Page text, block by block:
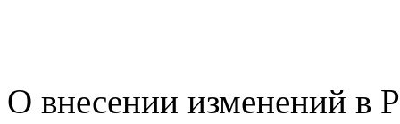
О внесении изменений в